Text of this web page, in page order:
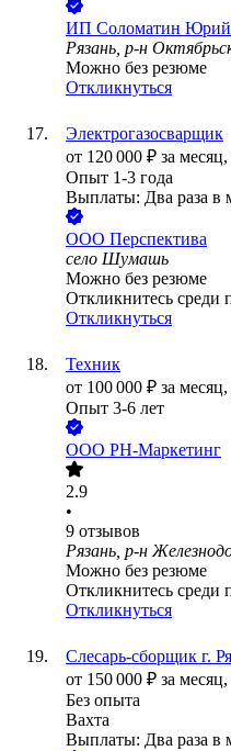
ИП Соломатин
Рязань, р-н
Можно без резюме
Откликнуться
Электрогазосварщик
от 120 000 ₽ за месяц,
Опыт 1-3 года
Выплаты: Два раза в
ООО Перспектива
село Шумашь
Можно без резюме
Откликнитесь среди
Откликнуться
Техник
от 100 000 ₽ за месяц,
Опыт 3-6 лет
ООО РН-Маркетинг
2.9
•
9 отзывов
Рязань, р-н
Можно без резюме
Откликнитесь среди
Откликнуться
Слесарь-сборщик г.
от 150 000 ₽ за месяц,
Без опыта
Вахта
Выплаты: Два раза в